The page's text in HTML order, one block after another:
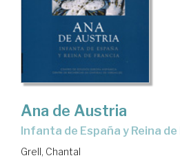
Ana de Austria
Infanta de España y Reina
Grell, Chantal